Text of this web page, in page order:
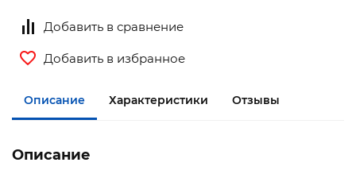
Добавить в сравнение
Добавить в избранное
Описание Характеристики Отзывы
Описание